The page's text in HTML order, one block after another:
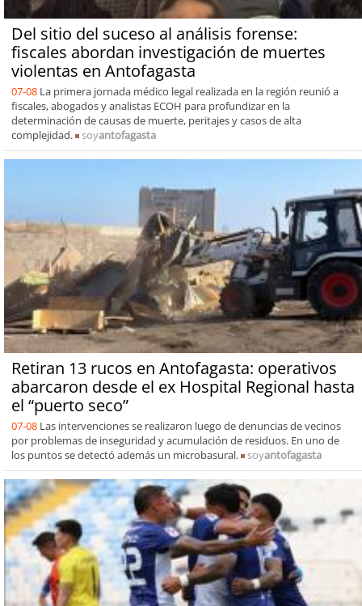
Del sitio del suceso al análisis forense:
fiscales abordan investigación de muertes
violentas en Antofagasta
07-08 La primera jornada médico legal realizada en la región reunió a
fiscales, abogados y analistas ECOH para profundizar en la
determinación de causas de muerte, peritajes y casos de alta
complejidad.
soyantofagasta
Retiran 13 rucos en Antofagasta: operativos
abarcaron desde el ex Hospital Regional hasta
el “puerto seco”
07-08 Las intervenciones se realizaron luego de denuncias de vecinos
por problemas de inseguridad y acumulación de residuos. En uno de
los puntos se detectó además un microbasural.
soyantofagasta